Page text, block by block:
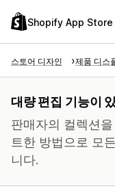
Shopify App Store
스토어 디자인 제품 디스
대량 편집 기능이
판매자의 컬렉션
트한 방법으로 모
니다.